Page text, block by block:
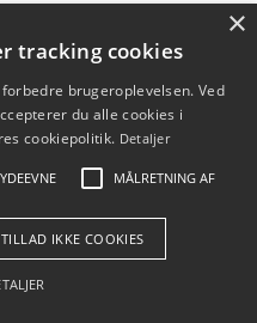
×
tracking cookies
brugeroplevelsen. Ved
du alle cookies i
cookiepolitik. Detaljer
YDEEVNE MÅLRETNING AF
TILLAD IKKE COOKIES